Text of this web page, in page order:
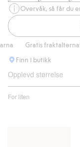
Overvåk, så får du
Gratis
Finn i butikk
Opplevd størrelse
For liten
av